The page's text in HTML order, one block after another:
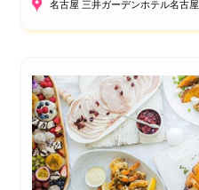
名古屋 三井ガーデンホテル名古屋